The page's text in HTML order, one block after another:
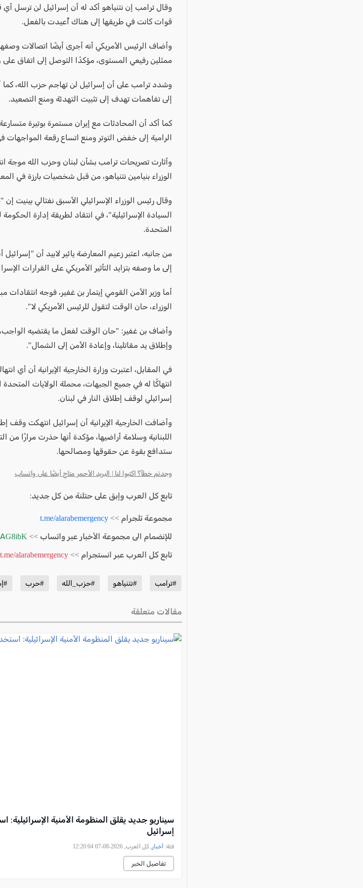
وقال ترامب إن نتنياهو أكد له أن إسرائيل لن ترسل
قوات كانت في طريقها إلى هناك أُعيدت بالفعل.
وأضاف الرئيس الأمريكي أنه أجرى أيضًا اتصالات
ممثلين رفيعي المستوى، مؤكدًا التوصل إلى اتفاق على
وشدد ترامب على أن إسرائيل لن تهاجم حزب الله،
إلى تفاهمات تهدف إلى تثبيت التهدئة ومنع التصعيد.
كما أكد أن المحادثات مع إيران مستمرة بوتيرة
الرامية إلى خفض التوتر ومنع اتساع رقعة المواجهات
وأثارت تصريحات ترامب بشأن لبنان وحزب الله موجة
الوزراء بنيامين نتنياهو، من قبل شخصيات بارزة في
وقال رئيس الوزراء الإسرائيلي الأسبق نفتالي بينيت
السيادة الإسرائيلية"، في انتقاد لطريقة إدارة
المتحدة.
من جانبه، اعتبر زعيم المعارضة يائير لابيد أن
إلى ما وصفه بتزايد التأثير الأمريكي على القرارات
أما وزير الأمن القومي إيتمار بن غفير، فوجه انتقادات
الوزراء، حان الوقت لتقول للرئيس الأمريكي لا".
وأضاف بن غفير: "حان الوقت لفعل ما يقتضيه
وإطلاق يد مقاتلينا، وإعادة الأمن إلى الشمال".
في المقابل، اعتبرت وزارة الخارجية الإيرانية أن أي
انتهاكًا له في جميع الجبهات، محملة الولايات
إسرائيلي لوقف إطلاق النار في لبنان.
وأضافت الخارجية الإيرانية أن إسرائيل انتهكت وقف
اللبنانية وسلامة أراضيها، مؤكدة أنها حذرت مرارًا من
ستدافع بقوة عن حقوقها ومصالحها.
وجدتم خطأ؟ اكتبوا لنا | البريد الأحمر متاح أيضًا على واتساب
تابع كل العرب وإبق على حتلنة من كل جديد:
مجموعة تلجرام >> t.me/alarabemergency
للإنضمام الى مجموعة الأخبار عبر واتساب >>
تابع كل العرب عبر انستجرام >> t.me/alarabemergency
#ترامب #نتنياهو #حزب_الله #حرب
مقالات متعلقة
سيناريو جديد يقلق المنظومة الأمنية
إسرائيل
فئة: أخبار , كل العرب, 2026-08-07 12:20:04
تفاصيل الخبر